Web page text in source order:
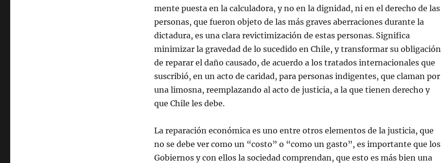
mente puesta en la calculadora, y no en la dignidad, ni en el derecho de las
personas, que fueron objeto de las más graves aberraciones durante la
dictadura, es una clara revictimización de estas personas. Significa
minimizar la gravedad de lo sucedido en Chile, y transformar su obligación
de reparar el daño causado, de acuerdo a los tratados internacionales que
suscribió, en un acto de caridad, para personas indigentes, que claman por
una limosna, reemplazando al acto de justicia, a la que tienen derecho y
que Chile les debe.
La reparación económica es uno entre otros elementos de la justicia, que
no se debe ver como un “costo” o “como un gasto”, es importante que los
Gobiernos y con ellos la sociedad comprendan, que esto es más bien una